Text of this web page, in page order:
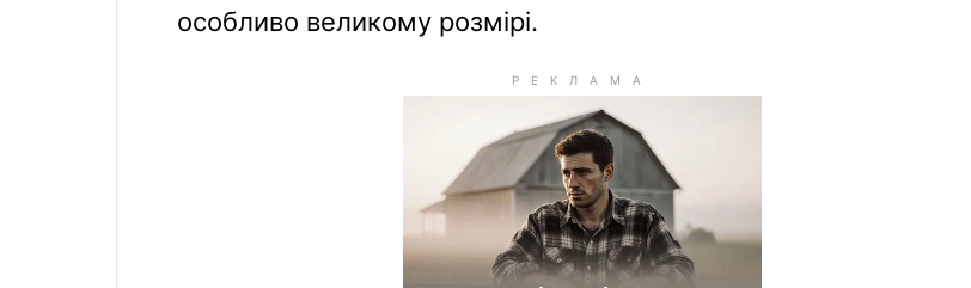
особливо великому розмірі.